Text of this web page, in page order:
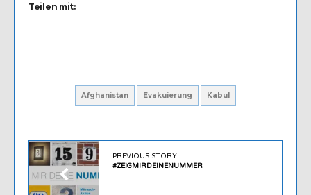
Teilen mit:
Afghanistan Evakuierung Kabul
PREVIOUS STORY:
#ZEIGMIRDEINENUMMER